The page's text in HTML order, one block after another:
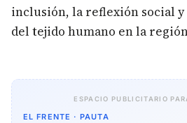
inclusión, la reflexión social
del tejido humano en la
ESPACIO PUBLICITARIO
EL FRENTE · PAUTA